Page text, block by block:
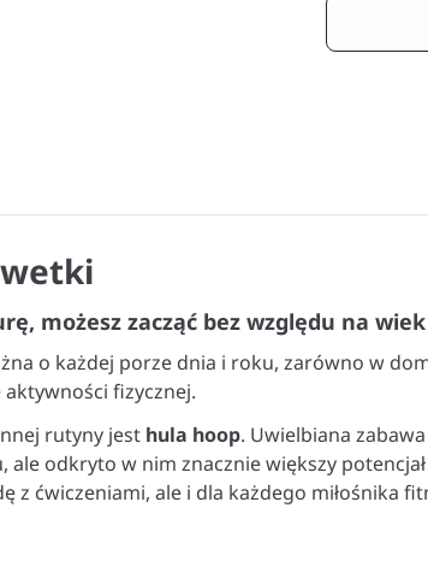
możesz zacząć bez względu na
o każdej porze dnia i roku, zarówno w
fizycznej.
rutyny jest hula hoop. Uwielbiana
odkryto w nim znacznie większy
z ćwiczeniami, ale i dla każdego miłośnika